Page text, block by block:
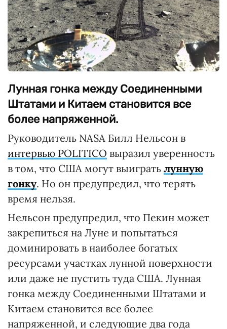
Лунная гонка между Соединенными
Штатами и Китаем становится все
более напряженной.
Руководитель NASA Билл Нельсон в
интервью POLITICO выразил уверенность
в том, что США могут выиграть лунную
гонку. Но он предупредил, что терять
время нельзя.
Нельсон предупредил, что Пекин может
закрепиться на Луне и попытаться
доминировать в наиболее богатых
ресурсами участках лунной поверхности
или даже не пустить туда США. Лунная
гонка между Соединенными Штатами и
Китаем становится все более
напряженной, и следующие два года